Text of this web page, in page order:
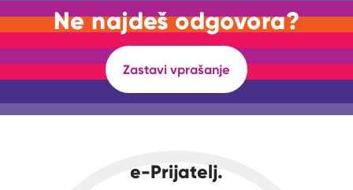
Ne najdeš odgovora?
Zastavi vprašanje
e-Prijatelj.